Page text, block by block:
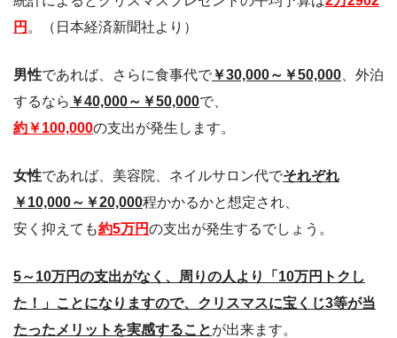
円 。（日本経済新聞社より）
男性であれば、さらに食事代で￥30,000～￥50,000 、外泊
するなら ￥40,000～￥50,000で、
約￥100,000の支出が発生します。
女性であれば、美容院、ネイルサロン代でそれぞれ
￥10,000～￥20,000程かかるかと想定され、
安く抑えても約5万円の支出が発生するでしょう。
5～10万円の支出がなく、周りの人より「10万円トクし
た！」ことになりますので、クリスマスに宝くじ3等が当
たったメリットを実感することが出来ます。